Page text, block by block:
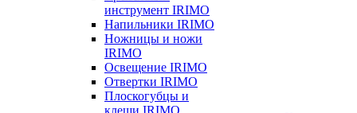
инструмент IRIMO
Напильники IRIMO
Ножницы и ножи
IRIMO
Освещение IRIMO
Отвертки IRIMO
Плоскогубцы и
клещи IRIMO